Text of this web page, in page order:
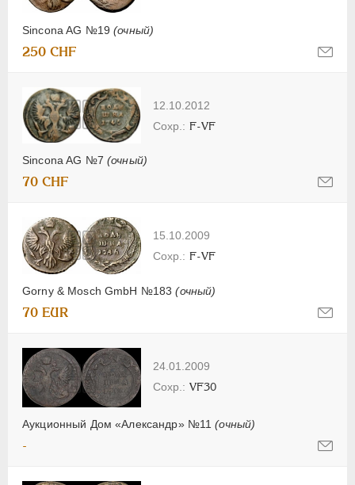
Sincona AG №19(очный)
250 CHF
12.10.2012
Sincona AG №7 (очный)
F-VF
70 CHF
15.10.2009
Gorny & Mosch GmbH №183(очный)
F-VF
70 EUR
24.01.2009
Аукционный Дом «Александр» №11(очный)
VF30
-